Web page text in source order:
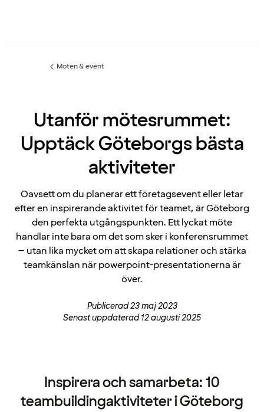
Föregående
Möten & event
Utanför mötesrummet:
Upptäck Göteborgs bästa
aktiviteter
Oavsett om du planerar ett företagsevent eller letar
efter en inspirerande aktivitet för teamet, är Göteborg
den perfekta utgångspunkten. Ett lyckat möte
handlar inte bara om det som sker i konferensrummet
– utan lika mycket om att skapa relationer och stärka
teamkänslan när powerpoint-presentationerna är
över.
Publicerad 23 maj 2023
Senast uppdaterad 12 augusti 2025
Inspirera och samarbeta: 10
teambuildingaktiviteter i Göteborg